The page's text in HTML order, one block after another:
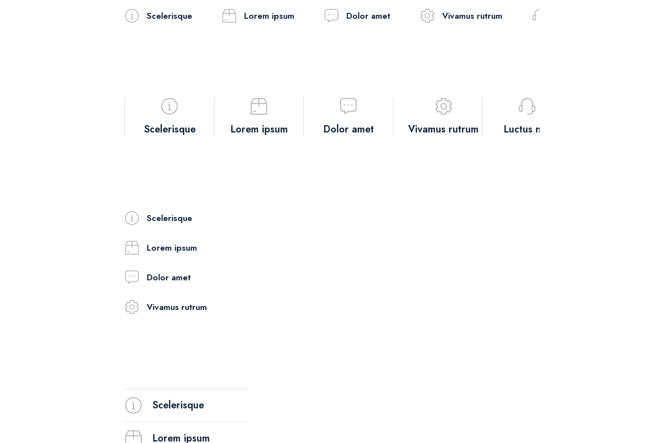
Scelerisque Lorem ipsum Dolor amet Vivamus rutrum
Scelerisque Lorem ipsum Dolor amet Vivamus rutrum Luctus nec
Scelerisque
Lorem ipsum
Dolor amet
Vivamus rutrum
Scelerisque
Lorem ipsum